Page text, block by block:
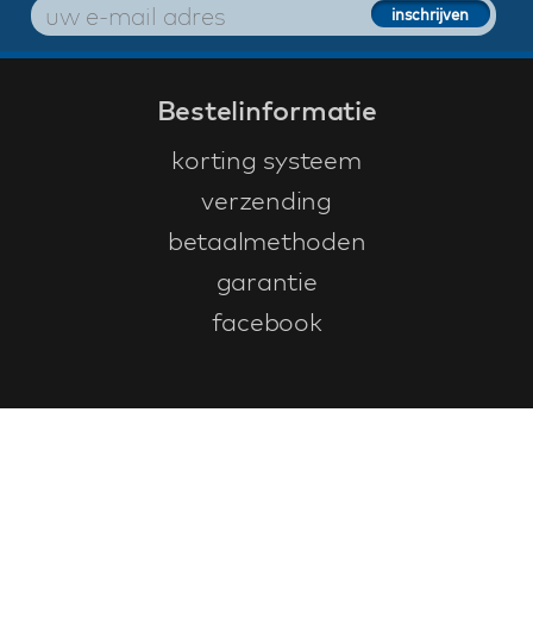
Bestelinformatie
korting systeem
verzending
betaalmethoden
garantie
facebook
Klantenservice